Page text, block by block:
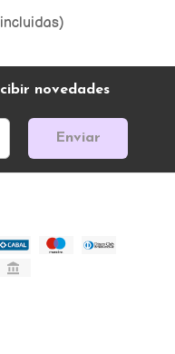
novedades
Enviar